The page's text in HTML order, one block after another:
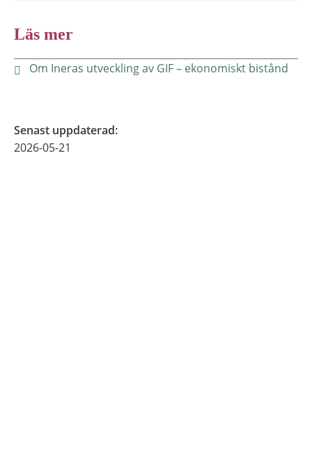
Läs mer
Om Ineras utveckling av GIF – ekonomiskt bistånd
Senast uppdaterad:
2026-05-21